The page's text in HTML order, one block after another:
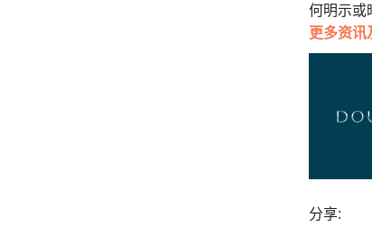
何明示或
更多资讯
分享: